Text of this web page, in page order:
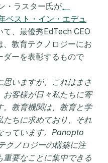
・ラスター氏が
ベスト・イン・エデュ
て、最優秀EdTech CEO
教育テクノロジーにお
ダーを表彰するもので
いますが、これはまさ
お客様が日々私たちに寄
。教育機関は、教育と学
たちに求めており、それ
っています。Panopto
クノロジーの構築に注
重要なことに集中できる